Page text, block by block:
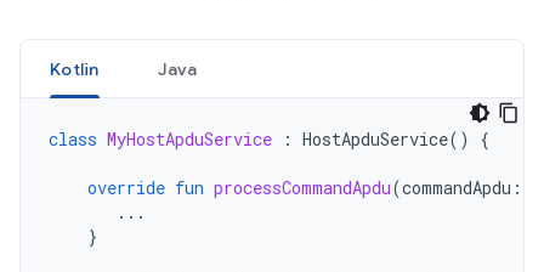
Kotlin Java
class MyHostApduService : HostApduService() {
override fun processCommandApdu(commandApdu :
...
}